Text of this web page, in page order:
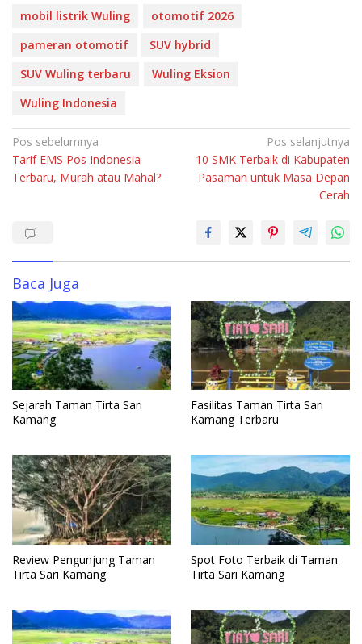
k p
mobil listrik Wuling
otomotif 2026
pameran otomotif
SUV hybrid
SUV Wuling terbaru
Wuling Eksion
Wuling Indonesia
Navigasi
pos
Pos sebelumnya
Tarif EMS Pos Indonesia
Terbaru, Murah atau Mahal?
Pos selanjutnya
10 SMK Terbaik di Kabupaten
Pasaman untuk Masa Depan
Cerah
Baca Juga
Sejarah Taman Tirta Sari
Kamang
Fasilitas Taman Tirta Sari
Kamang Terbaru
Review Pengunjung Taman
Tirta Sari Kamang
Spot Foto Terbaik di Taman
Tirta Sari Kamang